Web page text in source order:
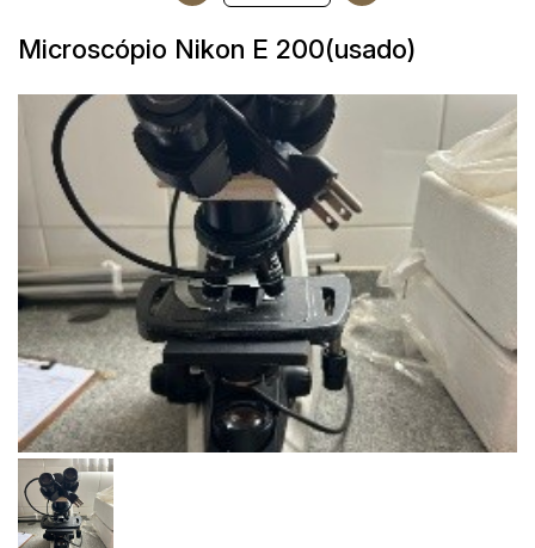
Microscópio Nikon E 200(usado)